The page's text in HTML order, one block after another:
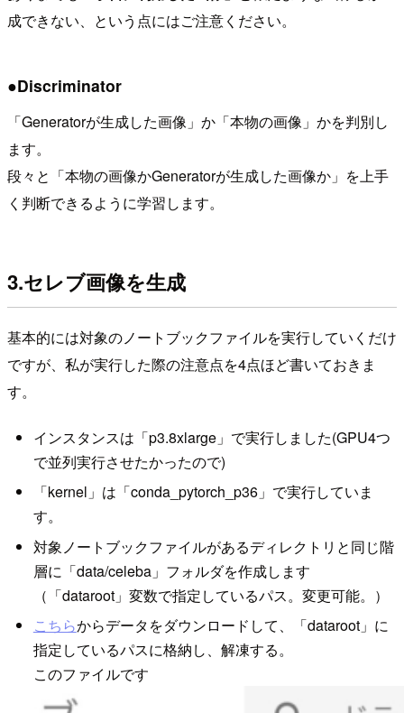
成できない、という点にはご注意ください。
●Discriminator
「Generatorが生成した画像」か「本物の画像」かを判別し
ます。
段々と「本物の画像かGeneratorが生成した画像か」を上手
く判断できるように学習します。
3.セレブ画像を生成
基本的には対象のノートブックファイルを実行していくだけ
ですが、私が実行した際の注意点を4点ほど書いておきま
す。
インスタンスは「p3.8xlarge」で実行しました(GPU4つ
で並列実行させたかったので)
「kernel」は「conda_pytorch_p36」で実行していま
す。
対象ノートブックファイルがあるディレクトリと同じ階
層に「data/celeba」フォルダを作成します
（「dataroot」変数で指定しているパス。変更可能。）
こちらからデータをダウンロードして、「dataroot」に
指定しているパスに格納し、解凍する。
このファイルです